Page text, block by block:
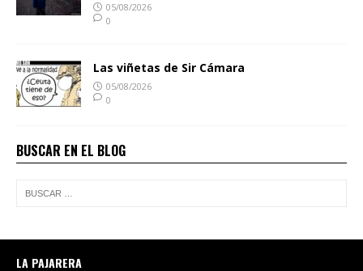
05/08/2026
0
Las viñetas de Sir Cámara
05/08/2026
0
BUSCAR EN EL BLOG
LA PAJARERA